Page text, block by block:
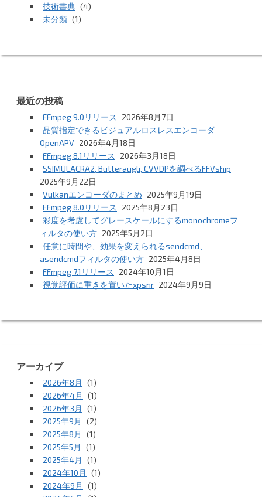
技術書典 (4)
未分類 (1)
最近の投稿
FFmpeg 9.0リリース
2026年8月7日
品質指定できるビジュアルロスレスエンコーダ
OpenAPV 2026年4月18日
FFmpeg 8.1リリース
2026年3月18日
SSIMULACRA2, Butteraugli, CVVDPを調べるFFVship
2025年9月22日
Vulkanエンコーダのまとめ 2025年9月19日
FFmpeg 8.0リリース
2025年8月23日
彩度を考慮してグレースケールにするmonochromeフ
ィルタの使い方 2025年5月2日
任意に時間や、効果を変えられるsendcmd、
asendcmdフィルタの使い方 2025年4月8日
FFmpeg 7.1リリース
2024年10月1日
視覚評価に重きを置いたxpsnr 2024年9月9日
アーカイブ
2026年8月
(1)
2026年4月
(1)
2026年3月
(1)
2025年9月
(2)
2025年8月
(1)
2025年5月
(1)
2025年4月
(1)
2024年10月
(1)
2024年9月
(1)